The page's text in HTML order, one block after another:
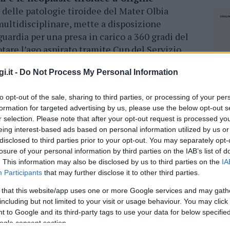
- Do Not Process My Personal Information
opt-out of the sale, sharing to third parties, or processing of your
for targeted advertising by us, please use the below opt-out
selection. Please note that after your opt-out request is processed
interest-based ads based on personal information utilized by us
to third parties prior to your opt-out. You may separately
of your personal information by third parties on the IAB’s list of
This information may also be disclosed by us to third parties on the
Participants that may further disclose it to other third parties.
this website/app uses one or more Google services and may
but not limited to your visit or usage behaviour. You may
to Google and its third-party tags to use your data for below
consent section.
patologie tiroidee del Mater Olbia
mette a disposizione
per una presa in carico a 360 gradi del
l’ago aspirato tramite Cup del Servizio
chirurgico e per il successivo follow
specialistica endocrinologica, ecografia
tiroidea ed eventuale agoaspirato
afferiscono, oltre all’Endocrinologo ed
e insieme discutono
proposta terapeutica che viene comunicata
vengono eseguiti nella maggioranza dei
chirurgica di circa 3-3.5 cm) o, quando
che, grazie all’ausilio di una telecamera,
una piccola incisione di 1.5-2 cm.